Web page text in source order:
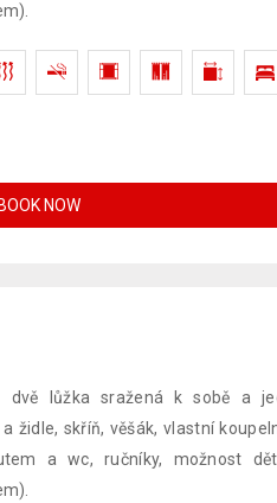
BOOK NOW
dvě lůžka sražená k sobě a
židle, skříň, věšák, vlastní
a wc, ručníky, možnost